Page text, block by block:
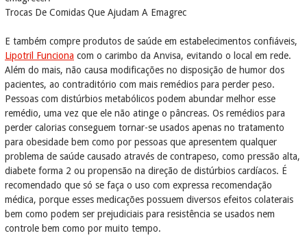
Trocas De Comidas Que Ajudam A Emagrec
E também compre produtos de saúde em estabelecimentos confiáveis,
Lipotril Funciona com o carimbo da Anvisa, evitando o local em rede.
Além do mais, não causa modificações no disposição de humor dos
pacientes, ao contraditório com mais remédios para perder peso.
Pessoas com distúrbios metabólicos podem abundar melhor esse
remédio, uma vez que ele não atinge o pâncreas. Os remédios para
perder calorias conseguem tornar-se usados apenas no tratamento
para obesidade bem como por pessoas que apresentem qualquer
problema de saúde causado através de contrapeso, como pressão alta,
diabete forma 2 ou propensão na direção de distúrbios cardíacos. É
recomendado que só se faça o uso com expressa recomendação
médica, porque esses medicações possuem diversos efeitos colaterais
bem como podem ser prejudiciais para resistência se usados nem
controle bem como por muito tempo.